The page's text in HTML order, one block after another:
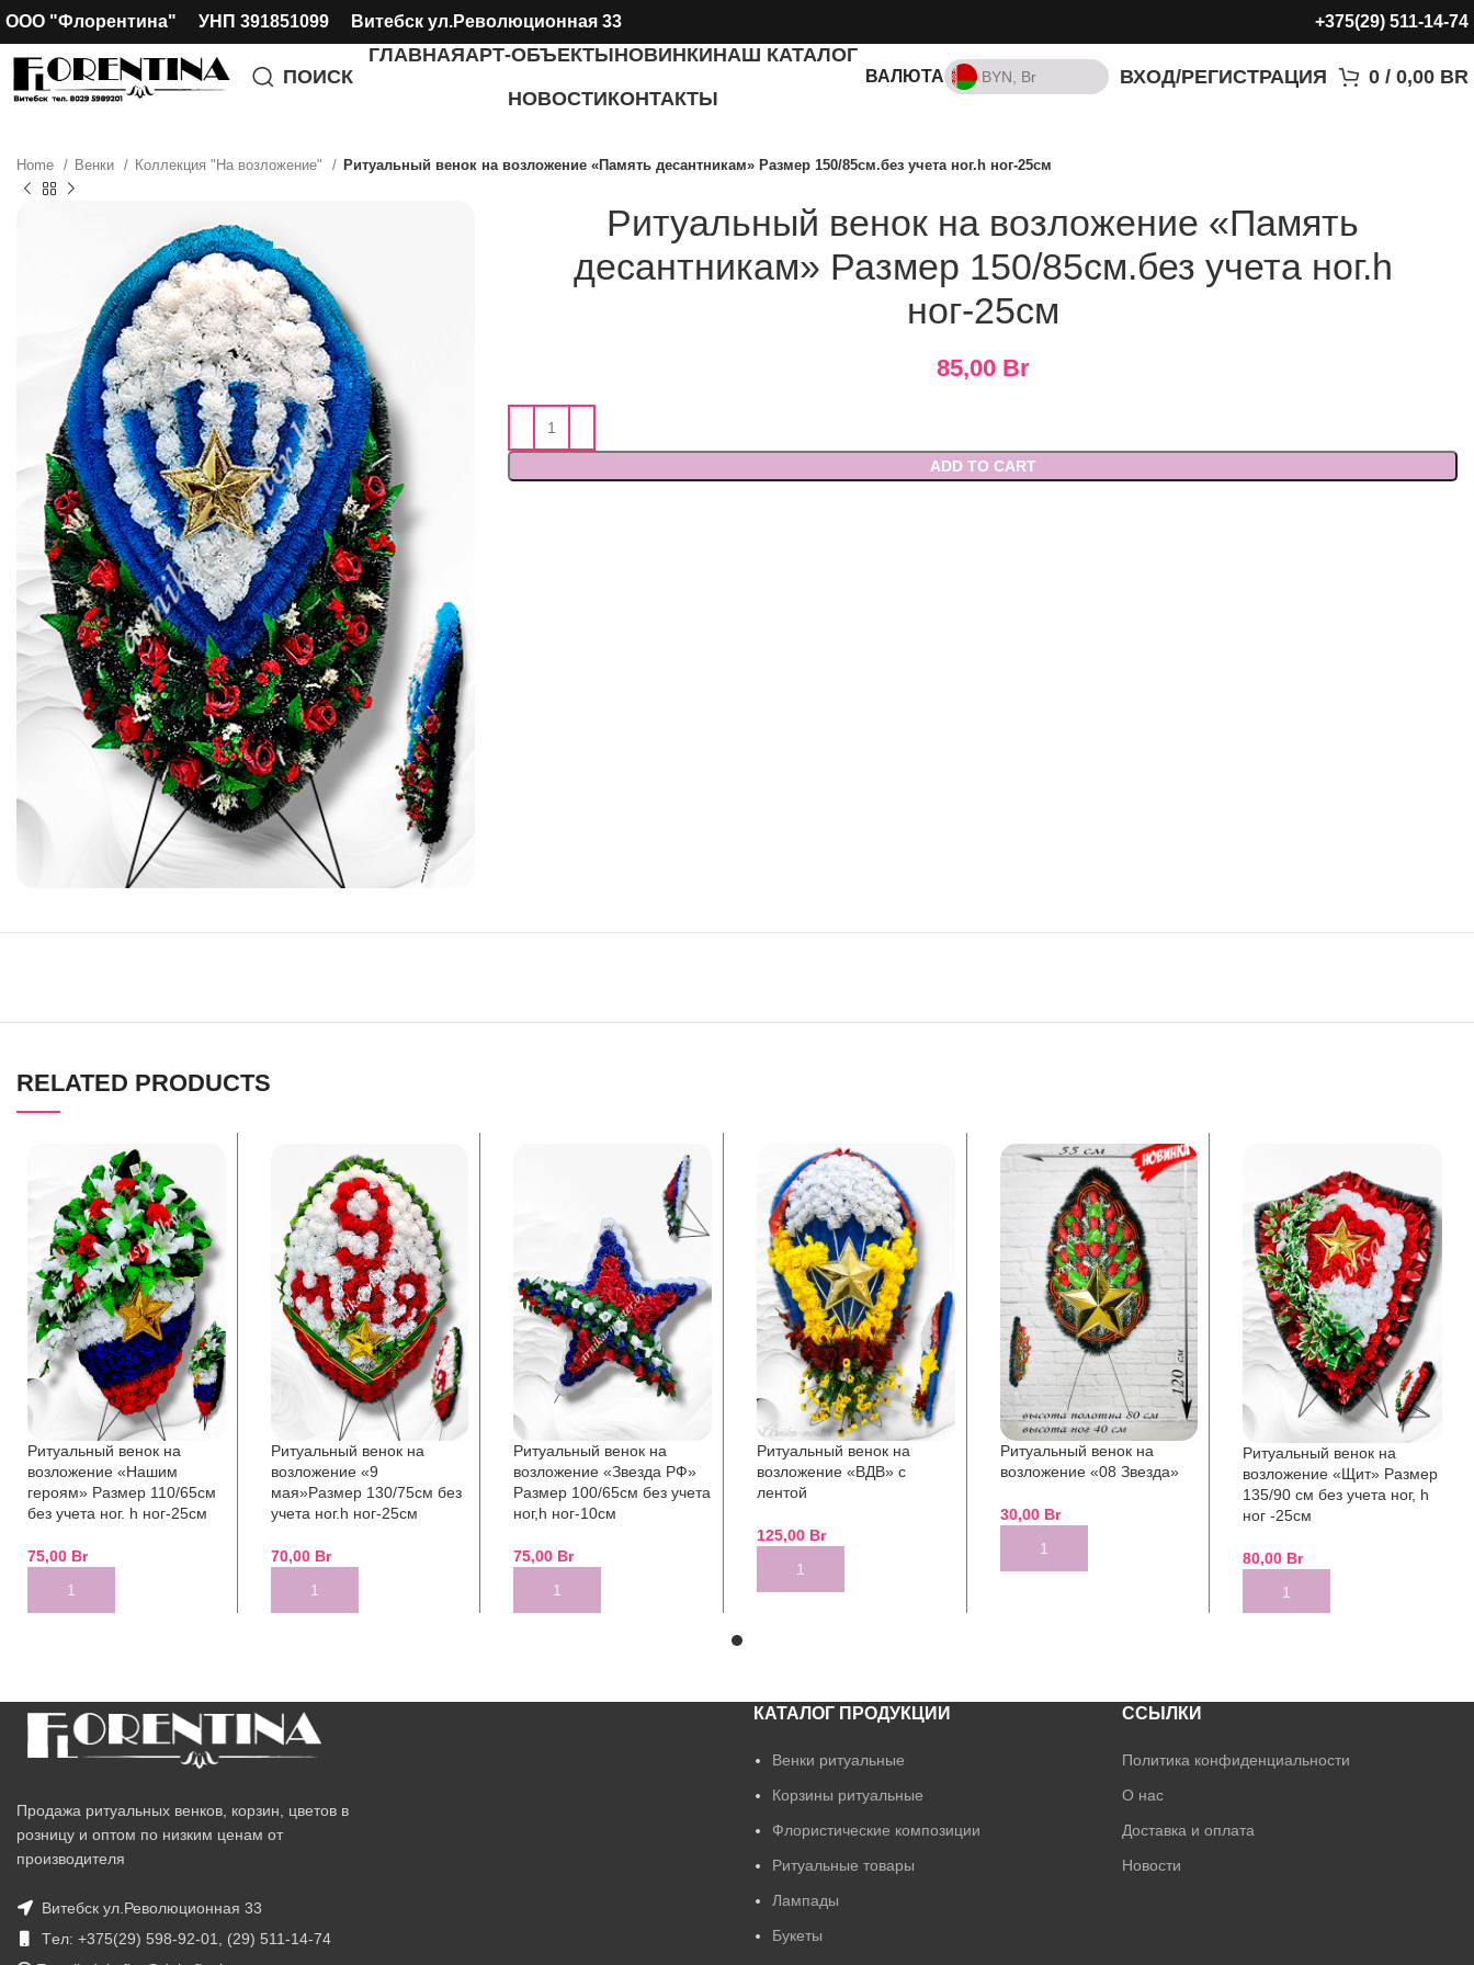
ООО "Флорентина" УНП 391851099 Витебск ул.Революционная 33 +375(29) 511-14-74
ПОИСК
ГЛАВНАЯАРТ-ОБЪЕКТЫНОВИНКИНАШ КАТАЛОГ
НОВОСТИКОНТАКТЫ
ВАЛЮТА BYN, Br
BYN, Br ВХОД/РЕГИСТРАЦИЯ 0 / 0,00 BR
Home Венки Коллекция "На возложение" Ритуальный венок на возложение «Память десантникам» Размер 150/85см.без учета ног.h ног-25см
Ритуальный венок на возложение «Память
десантникам» Размер 150/85см.без учета ног.h
ног-25см
85,00 Br
ADD TO CART
RELATED PRODUCTS
Ритуальный венок на
возложение «Нашим
героям» Размер 110/65см
без учета ног. h ног-25см
75,00 Br
ADD TO CART
Ритуальный венок на
возложение «9
мая»Размер 130/75см без
учета ног.h ног-25см
70,00 Br
ADD TO CART
Ритуальный венок на
возложение «Звезда РФ»
Размер 100/65см без учета
ног,h ног-10см
75,00 Br
ADD TO CART
Ритуальный венок на
возложение «ВДВ» с
лентой
125,00 Br
ADD TO CART
Ритуальный венок на
возложение «08 Звезда»
30,00 Br
ADD TO CART
Ритуальный венок на
возложение «Щит» Размер
135/90 см без учета ног, h
ног -25см
80,00 Br
ADD TO CART
Продажа ритуальных венков, корзин, цветов в
розницу и оптом по низким ценам от
производителя
Витебск ул.Революционная 33
Tел: +375(29) 598-92-01, (29) 511-14-74
КАТАЛОГ ПРОДУКЦИИ
Венки ритуальные
Корзины ритуальные
Флористические композиции
Ритуальные товары
Лампады
Букеты
ССЫЛКИ
Политика конфиденциальности
О нас
Доставка и оплата
Новости